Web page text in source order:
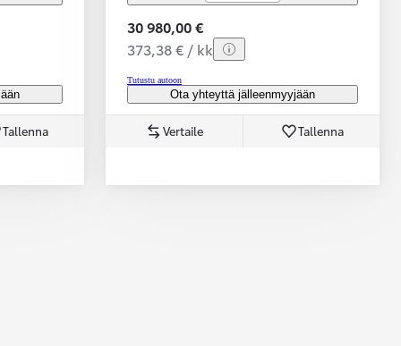
Tallenna
30 980,00 €
373,38 € / kk
Tutustu autoon
Ota yhteyttä jälleenmyyjään
Vertaile Tallenna